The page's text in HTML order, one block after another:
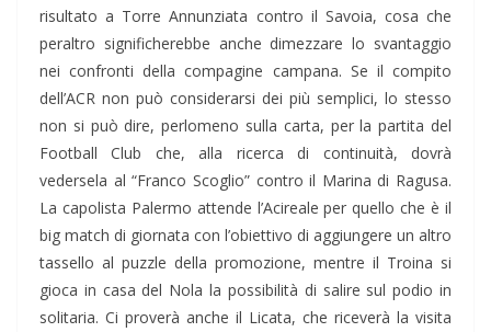
risultato a Torre Annunziata contro il Savoia, cosa che
peraltro significherebbe anche dimezzare lo svantaggio
nei confronti della compagine campana. Se il compito
dell’ACR non può considerarsi dei più semplici, lo stesso
non si può dire, perlomeno sulla carta, per la partita del
Football Club che, alla ricerca di continuità, dovrà
vedersela al “Franco Scoglio” contro il Marina di Ragusa.
La capolista Palermo attende l’Acireale per quello che è il
big match di giornata con l’obiettivo di aggiungere un altro
tassello al puzzle della promozione, mentre il Troina si
gioca in casa del Nola la possibilità di salire sul podio in
solitaria. Ci proverà anche il Licata, che riceverà la visita